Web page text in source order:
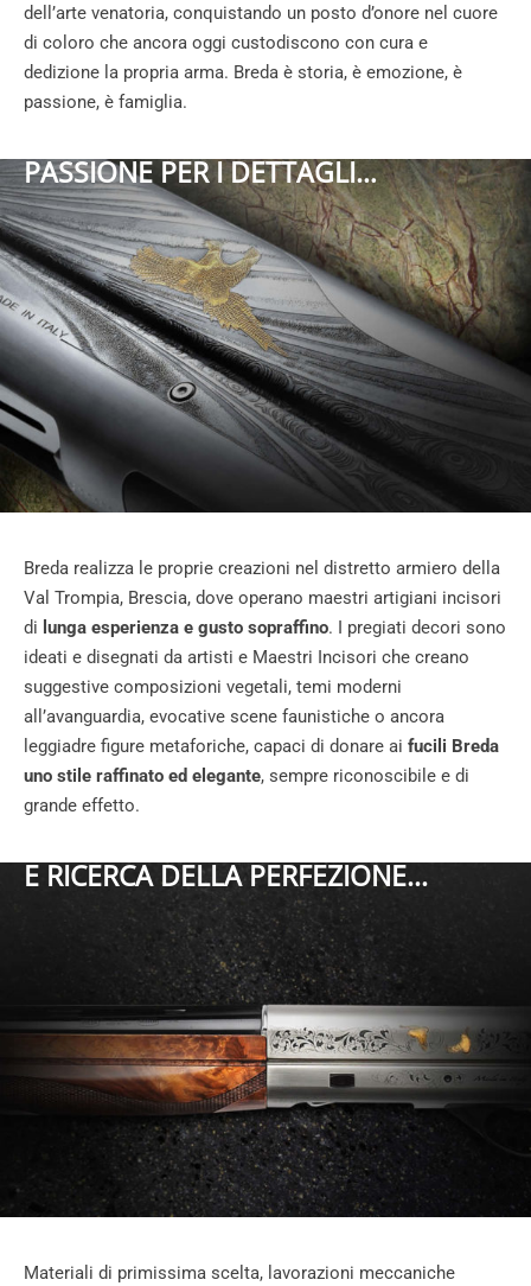
dell’arte venatoria, conquistando un posto d’onore nel cuore
di coloro che ancora oggi custodiscono con cura e
dedizione la propria arma. Breda è storia, è emozione, è
passione, è famiglia.
PASSIONE PER I DETTAGLI…
Breda realizza le proprie creazioni nel distretto armiero della
Val Trompia, Brescia, dove operano maestri artigiani incisori
di lunga esperienza e gusto sopraffino. I pregiati decori sono
ideati e disegnati da artisti e Maestri Incisori che creano
suggestive composizioni vegetali, temi moderni
all’avanguardia, evocative scene faunistiche o ancora
leggiadre figure metaforiche, capaci di donare ai fucili Breda
uno stile raffinato ed elegante, sempre riconoscibile e di
grande effetto.
E RICERCA DELLA PERFEZIONE...
Materiali di primissima scelta, lavorazioni meccaniche